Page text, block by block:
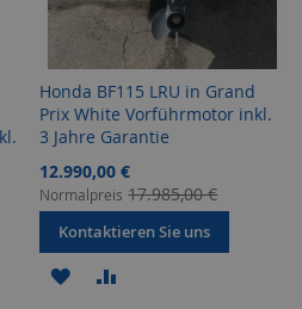
Honda BF115 LRU in Grand
Prix White Vorführmotor inkl.
3 Jahre Garantie
Sonderangebot
12.990,00 €
Normalpreis 17.985,00 €
Kontaktieren Sie uns
ZUR